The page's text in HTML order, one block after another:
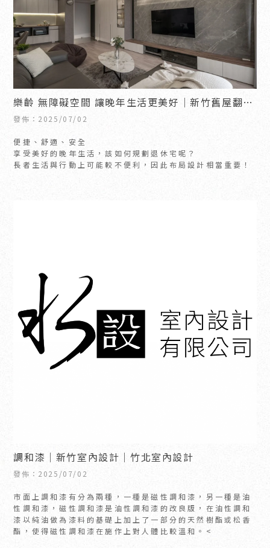
樂齡 無障礙空間 讓晚年生活更美好｜新竹舊屋翻新
｜竹北舊屋翻新
發佈：2025/07/02
便捷、舒適、安全
享受美好的晚年生活，該如何規劃退休宅呢？
長者生活與行動上可能較不便利，因此布局設計相當重要！
調和漆｜新竹室內設計｜竹北室內設計
發佈：2025/07/02
市面上調和漆有分為兩種，一種是磁性調和漆，另一種是油
性調和漆，磁性調和漆是油性調和漆的改良版，在油性調和
漆以純油做為漆料的基礎上加上了一部分的天然樹酯或松香
酯，使得磁性調和漆在施作上對人體比較溫和。<